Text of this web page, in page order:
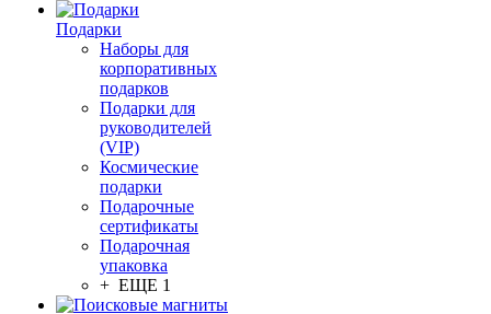
Подарки
Наборы для
корпоративных
подарков
Подарки для
руководителей
(VIP)
Космические
подарки
Подарочные
сертификаты
Подарочная
упаковка
+ ЕЩЕ 1